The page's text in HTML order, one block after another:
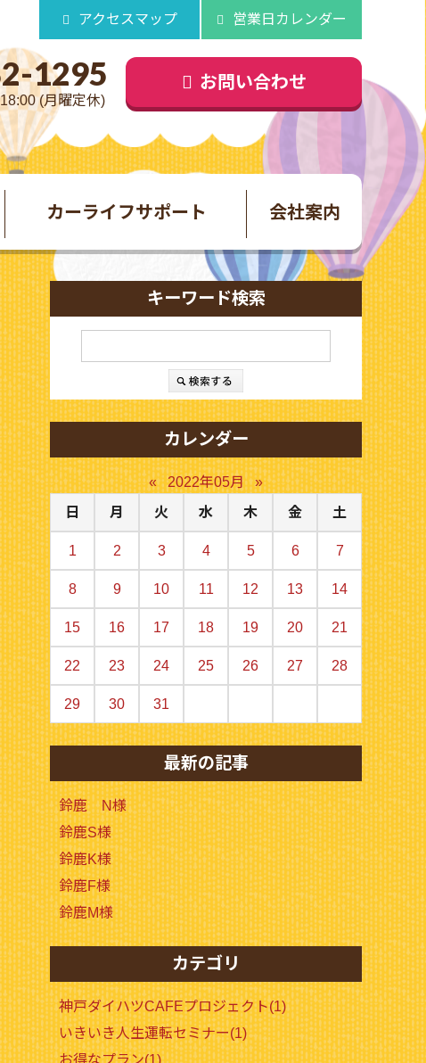
アクセスマップ 営業日カレンダー
1295
(月曜定休)
お問い合わせ
カーライフサポート 会社案内
キーワード検索
カレンダー
« 2022年05月
»
日
月 火 水 木 金 土
1 2 3 4 5 6 7
8 9 10 11 12 13 14
15 16 17 18 19 20 21
22 23 24 25 26 27 28
29 30 31
最新の記事
鈴鹿 N様
鈴鹿S様
鈴鹿K様
鈴鹿F様
鈴鹿M様
カテゴリ
神戸ダイハツCAFEプロジェクト(1)
いきいき人生運転セミナー(1)